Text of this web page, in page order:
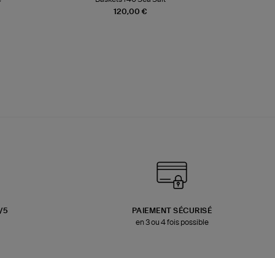
120,00 €
5
PAIEMENT SÉCURISÉ
en 3 ou 4 fois possible